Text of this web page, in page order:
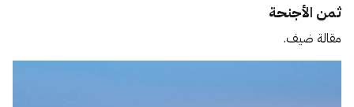
ثمن الأجنحة
مقالة ضيف.